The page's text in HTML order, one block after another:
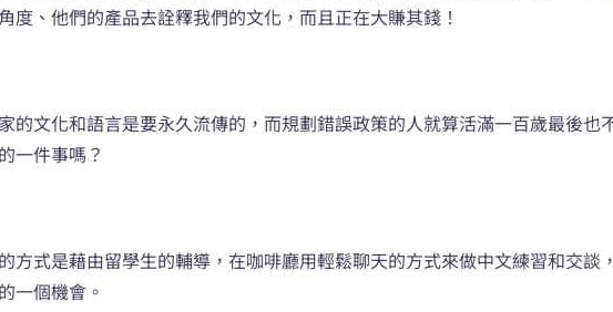
度、他們的產品去詮釋我們的文化，而且正在大賺其錢！
的文化和語言是要永久流傳的，而規劃錯誤政策的人就算活滿一百歲最後
一件事嗎？
方式是藉由留學生的輔導，在咖啡廳用輕鬆聊天的方式來做中文練習和交
一個機會。